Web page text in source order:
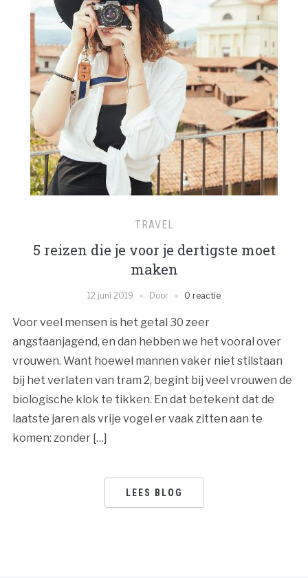
TRAVEL
5 reizen die je voor je dertigste moet
maken
12 juni 2019 Door 0 reactie
Voor veel mensen is het getal 30 zeer
angstaanjagend, en dan hebben we het vooral over
vrouwen. Want hoewel mannen vaker niet stilstaan
bij het verlaten van tram 2, begint bij veel vrouwen de
biologische klok te tikken. En dat betekent dat de
laatste jaren als vrije vogel er vaak zitten aan te
komen: zonder […]
LEES BLOG